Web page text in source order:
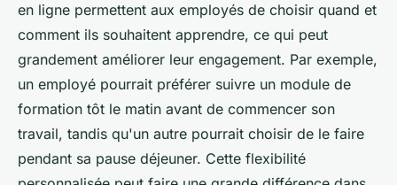
en ligne permettent aux employés de choisir quand et
comment ils souhaitent apprendre, ce qui peut
grandement améliorer leur engagement. Par exemple,
un employé pourrait préférer suivre un module de
formation tôt le matin avant de commencer son
travail, tandis qu'un autre pourrait choisir de le faire
pendant sa pause déjeuner. Cette flexibilité